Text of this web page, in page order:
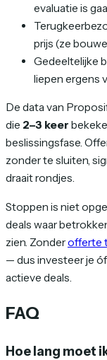
evaluatie is
prijs (ze
Gedeeltelijke
liepen ergens
De data van
die 2–3 keer
beslissingsfase.
zonder te sluiten,
draait rondjes.
Stoppen is niet
deals waar
zien. Zonderofferte
— dus investeer je
actieve deals.
FAQ
Hoe lang moet